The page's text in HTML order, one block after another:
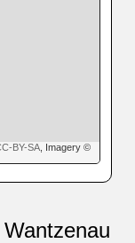
BY-SA , Imagery ©